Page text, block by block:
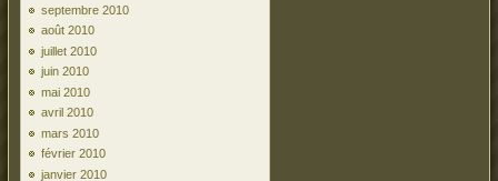
septembre 2010
août 2010
juillet 2010
juin 2010
mai 2010
avril 2010
mars 2010
février 2010
janvier 2010